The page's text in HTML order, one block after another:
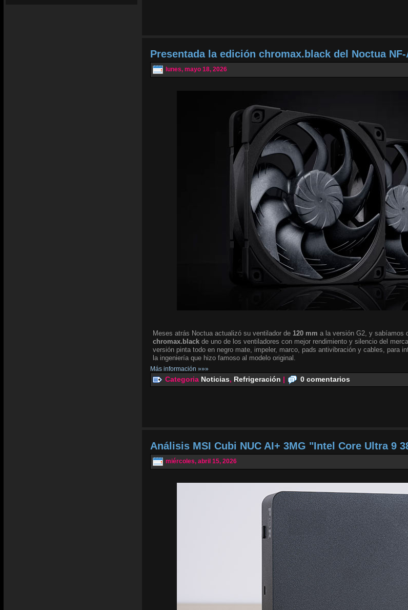
Presentada la edición chromax.black del Noctua
lunes, mayo 18, 2026
Meses atrás Noctua actualizó su ventilador de 120 mm a la versión G2, y sabíamos
chromax.black de uno de los ventiladores con mejor rendimiento y silencio del
versión pinta todo en negro mate, impeler, marco, pads antivibración y cables, para
la ingeniería que hizo famoso al modelo original.
Más información »»»
Categoria Noticias, Refrigeración | 0 comentarios
Análisis MSI Cubi NUC AI+ 3MG "Intel Core Ultra 9
miércoles, abril 15, 2026